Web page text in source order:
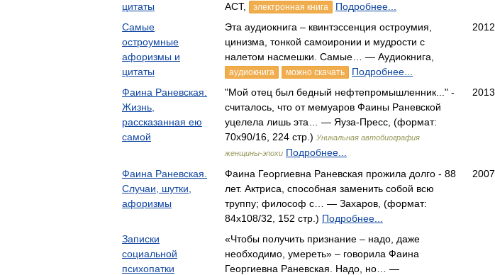
цитаты
АСТ,
электронная книга Подробнее...
Самые
остроумные
афоризмы и
цитаты
Эта аудиокнига – квинтэссенция остроумия,
цинизма, тонкой самоиронии и мудрости с
налетом насмешки. Самые… — Аудиокнига,
аудиокнига можно скачать Подробнее...
2012
Фаина Раневская.
Жизнь,
рассказанная ею
самой
"Мой отец был бедный нефтепромышленник..." -
считалось, что от мемуаров Фаины Раневской
уцелела лишь эта… — Яуза-Пресс, (формат:
70x90/16, 224 стр.) Уникальная автобиография
женщины-эпохи Подробнее...
2013
Фаина Раневская.
Случаи, шутки,
афоризмы
Фаина Георгиевна Раневская прожила долго - 88
лет. Актриса, способная заменить собой всю
труппу; философ с… — Захаров, (формат:
84x108/32, 152 стр.) Подробнее...
2007
Записки
социальной
психопатки
«Чтобы получить признание – надо, даже
необходимо, умереть» – говорила Фаина
Георгиевна Раневская. Надо, но… —